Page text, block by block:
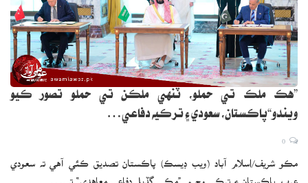
”هڪ ملڪ تي حملو، ٽنهي ملڪن تي حملو تصور ڪيو
ويندو“پاڪستان، سعودي ۽ ترڪيه دفاعي…
مڪو شريف/اسلام آباد (ويب ڊيسڪ) پاڪستان تصديق ڪئي آهي ته سعودي
عرب، پاڪستان ۽ ترڪي وچ ۾ ”مڪي گڏيل دفاعي معاهدي“ تي…